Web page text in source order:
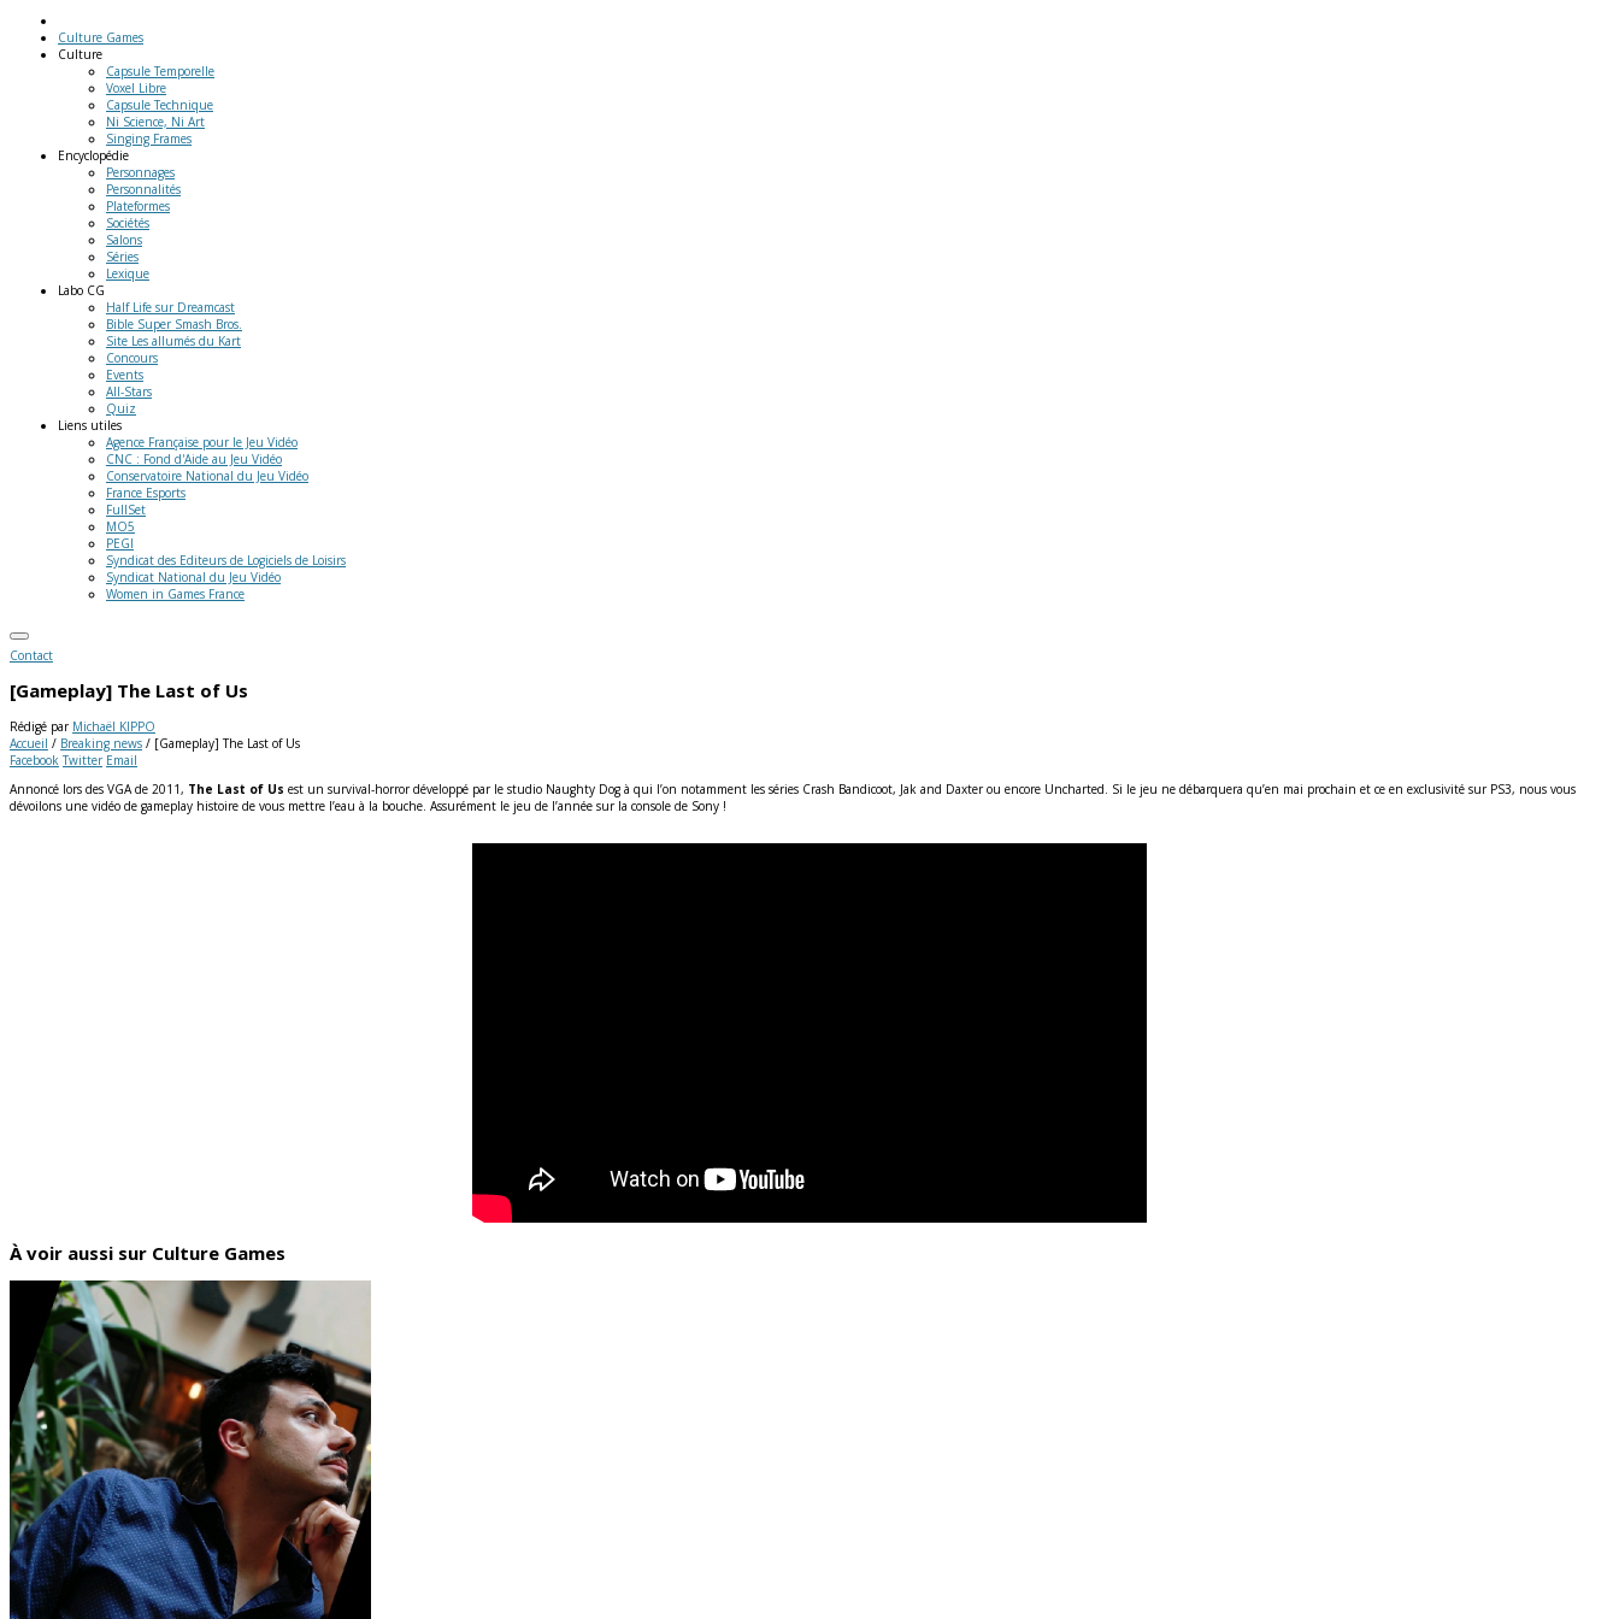
Culture Games
Culture
Capsule Temporelle
Voxel Libre
Capsule Technique
Ni Science, Ni Art
Singing Frames
Encyclopédie
Personnages
Personnalités
Plateformes
Sociétés
Salons
Séries
Lexique
Labo CG
Half Life sur Dreamcast
Bible Super Smash Bros.
Site Les allumés du Kart
Concours
Events
All-Stars
Quiz
Liens utiles
Agence Française pour le Jeu Vidéo
CNC : Fond d'Aide au Jeu Vidéo
Conservatoire National du Jeu Vidéo
France Esports
FullSet
MO5
PEGI
Syndicat des Editeurs de Logiciels de Loisirs
Syndicat National du Jeu Vidéo
Women in Games France
Contact
[Gameplay] The Last of Us
Rédigé par Michaël KIPPO
Accueil / Breaking news / [Gameplay] The Last of Us
Facebook Twitter Email
Annoncé lors des VGA de 2011, The Last of Us est un survival-horror développé par le studio Naughty Dog à qui l’on notamment les séries Crash Bandicoot, Jak and Daxter ou encore Uncharted. Si le jeu ne débarquera qu’en mai prochain et ce en exclusivité sur PS3, nous vous
dévoilons une vidéo de gameplay histoire de vous mettre l’eau à la bouche. Assurément le jeu de l’année sur la console de Sony !
À voir aussi sur Culture Games